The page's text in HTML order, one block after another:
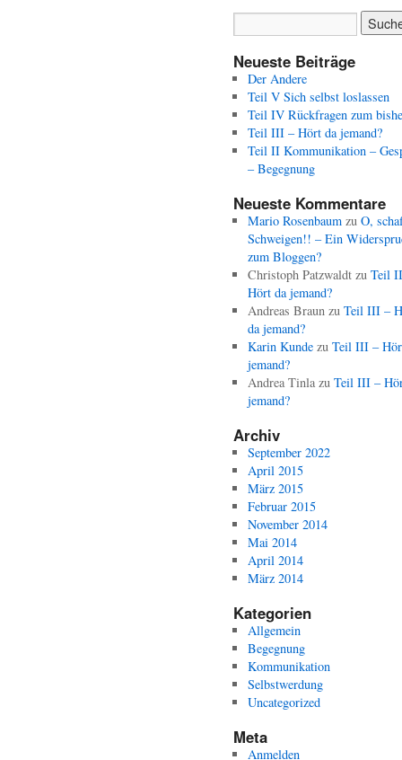
Neueste Beiträge
Der Andere
Teil V Sich selbst loslassen
Teil IV Rückfragen zum
Teil III – Hört da jemand?
Teil II Kommunikation –
– Begegnung
Neueste Kommentare
Mario Rosenbaumzu O,
Schweigen!! – Ein
zum Bloggen?
Christoph Patzwaldtzu Teil
Hört da jemand?
Andreas Braunzu Teil III –
da jemand?
Karin Kundezu Teil III –
jemand?
Andrea Tinlazu Teil III –
jemand?
Archiv
September 2022
April 2015
März 2015
Februar 2015
November 2014
Mai 2014
April 2014
März 2014
Kategorien
Allgemein
Begegnung
Kommunikation
Selbstwerdung
Uncategorized
Meta
Anmelden